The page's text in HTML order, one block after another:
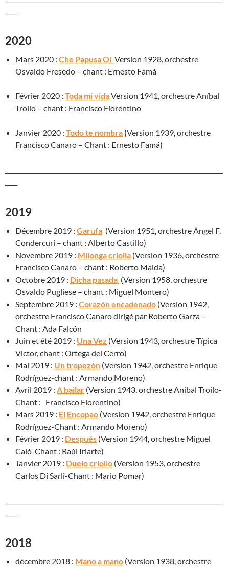
2020
Mars 2020 : Che Papusa Oí Version 1928, orchestre
Osvaldo Fresedo – chant : Ernesto Famá
Février 2020 : Toda mi vidaVersion 1941, orchestre Aníbal
Troilo – chant : Francisco Fiorentino
Janvier 2020 : Todo te nombra(Version 1939, orchestre
Francisco Canaro – Chant : Ernesto Famá)
2019
Décembre 2019 : Garufa (Version 1951, orchestre Ángel F.
Condercuri – chant : Alberto Castillo)
Novembre 2019 : Milonga criolla (Version 1936, orchestre
Francisco Canaro – chant : Roberto Maida)
Octobre 2019 : Dicha pasada (Version 1958, orchestre
Osvaldo Pugliese – chant : Miguel Montero)
Septembre 2019 : Corazón encadenado (Version 1942,
orchestre Francisco Canaro dirigé par Roberto Garza –
Chant : Ada Falcón
Juin et été 2019 : Una Vez (Version 1943, orchestre Típica
Victor, chant : Ortega del Cerro)
Mai 2019 : Un tropezón (Version 1942, orchestre Enrique
Rodríguez-chant : Armando Moreno)
Avril 2019 : A bailar (Version 1943, orchestre Aníbal Troilo-
Chant : Francisco Fiorentino)
Mars 2019 : El Encopao (Version 1942, orchestre Enrique
Rodríguez-Chant : Armando Moreno)
Février 2019 : Después (Version 1944, orchestre Miguel
Caló-Chant : Raúl Iriarte)
Janvier 2019 : Duelo criollo (Version 1953, orchestre
Carlos Di Sarli-Chant : Mario Pomar)
2018
décembre 2018 : Mano a mano (Version 1938, orchestre